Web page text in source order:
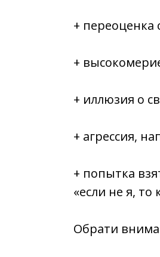
+ переоценка
+
+ иллюзия о
+ агрессия,
+ попытка
«если не я, то
Обрати